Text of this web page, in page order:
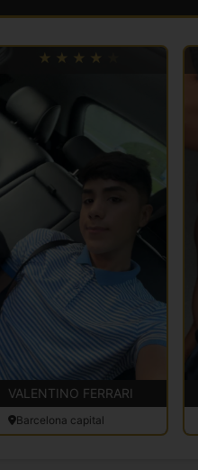
VALENTINO FERRARI
Barcelona capital